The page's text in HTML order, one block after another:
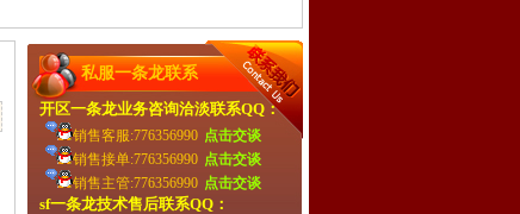
私服一条龙联系
开区一条龙业务咨询洽淡联系QQ：
销售客服:776356990 点击交谈
销售接单:776356990 点击交谈
销售主管:776356990 点击交谈
sf一条龙技术售后联系QQ：